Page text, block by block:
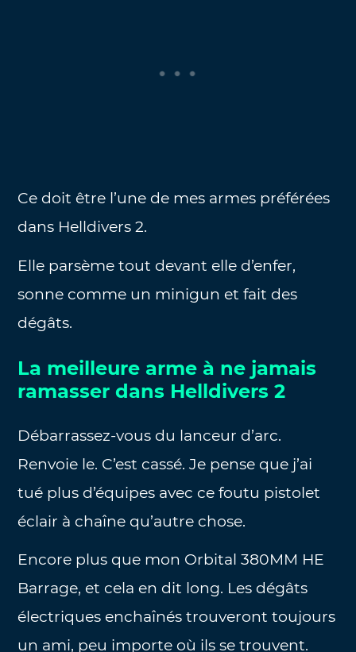
Ce doit être l’une de mes armes préférées
dans Helldivers 2.
Elle parsème tout devant elle d’enfer,
sonne comme un minigun et fait des
dégâts.
La meilleure arme à ne jamais
ramasser dans Helldivers 2
Débarrassez-vous du lanceur d’arc.
Renvoie le. C’est cassé. Je pense que j’ai
tué plus d’équipes avec ce foutu pistolet
éclair à chaîne qu’autre chose.
Encore plus que mon Orbital 380MM HE
Barrage, et cela en dit long. Les dégâts
électriques enchaînés trouveront toujours
un ami, peu importe où ils se trouvent.